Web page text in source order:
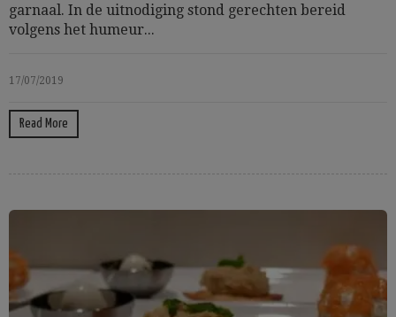
garnaal. In de uitnodiging stond gerechten bereid
volgens het humeur...
17/07/2019
Read More